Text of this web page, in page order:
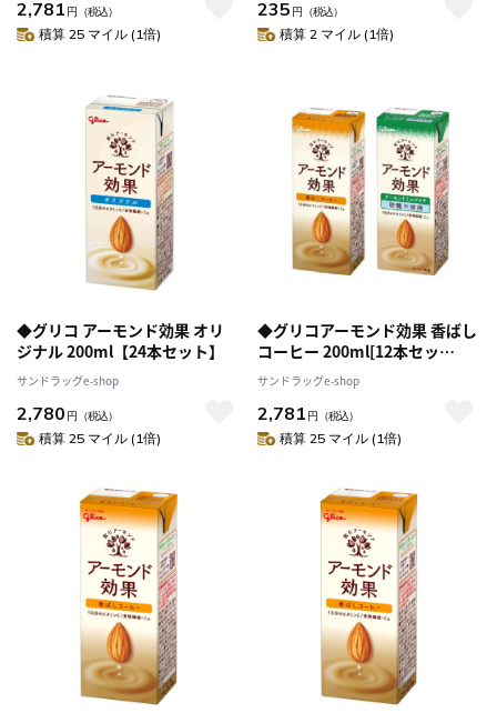
2,781 円 （税込）
積算 25 マイル (1倍)
235 円 （税込）
積算 2 マイル (1倍)
◆グリコ アーモンド効果 オリ
ジナル 200ml【24本セット】
サンドラッグe-shop
2,780 円 （税込）
積算 25 マイル (1倍)
◆グリコアーモンド効果 香ばし
コーヒー 200ml[12本セッ
ト]+アーモンドミルクラテ 砂糖
不使用 200ml[12本セット]
サンドラッグe-shop
2,781 円 （税込）
積算 25 マイル (1倍)